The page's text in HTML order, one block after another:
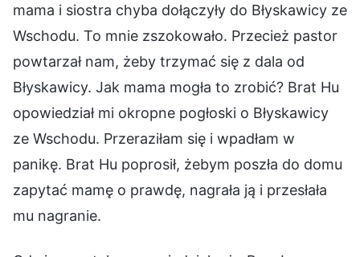
mama i siostra chyba dołączyły do Błyskawicy ze
Wschodu. To mnie zszokowało. Przecież pastor
powtarzał nam, żeby trzymać się z dala od
Błyskawicy. Jak mama mogła to zrobić? Brat Hu
opowiedział mi okropne pogłoski o Błyskawicy
ze Wschodu. Przeraziłam się i wpadłam w
panikę. Brat Hu poprosił, żebym poszła do domu
zapytać mamę o prawdę, nagrała ją i przesłała
mu nagranie.